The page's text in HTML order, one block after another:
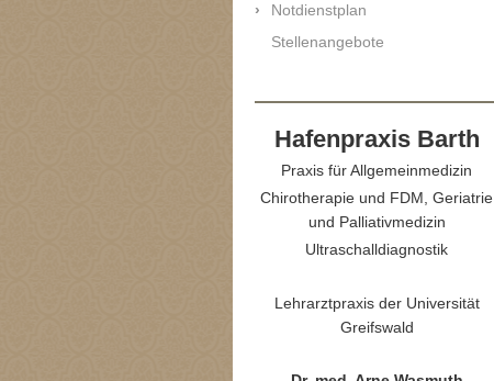
Notdienstplan
Stellenangebote
Hafenpraxi​s Barth
Praxis für Allgemeinmedizin
Chirotherapie und FDM, Geriatrie
und Palliativmedizin
Ultraschalldiagnostik
Lehrarztpraxis der Universität
Greifswald